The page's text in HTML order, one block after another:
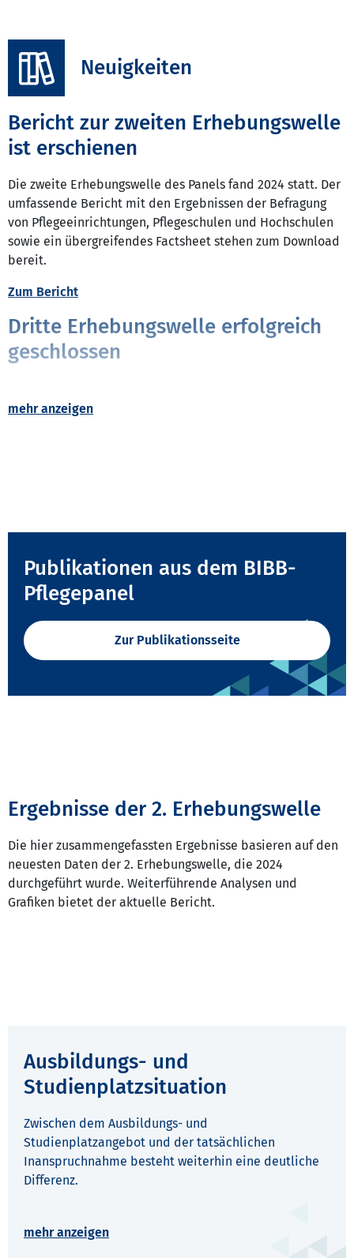
Neuigkeiten
Bericht zur zweiten Erhebungswelle
ist erschienen
Die zweite Erhebungswelle des Panels fand 2024 statt. Der
umfassende Bericht mit den Ergebnissen der Befragung
von Pflegeeinrichtungen, Pflegeschulen und Hochschulen
sowie ein übergreifendes Factsheet stehen zum Download
bereit.
Zum Bericht
Dritte Erhebungswelle erfolgreich
geschlossen
Publikationen aus dem BIBB-
Pflegepanel
Zur Publikationsseite
Ergebnisse der 2. Erhebungswelle
Die hier zusammengefassten Ergebnisse basieren auf den
neuesten Daten der 2. Erhebungswelle, die 2024
durchgeführt wurde. Weiterführende Analysen und
Grafiken bietet der aktuelle Bericht.
Ausbildungs- und
Studienplatzsituation
Zwischen dem Ausbildungs- und
Studienplatzangebot und der tatsächlichen
Inanspruchnahme besteht weiterhin eine deutliche
Differenz.